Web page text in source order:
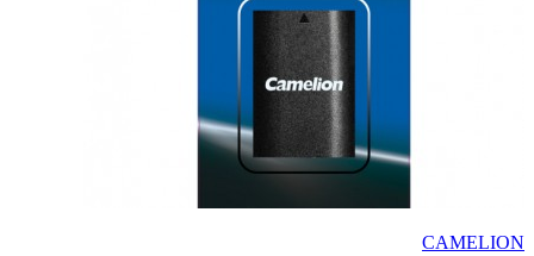
CAMELION